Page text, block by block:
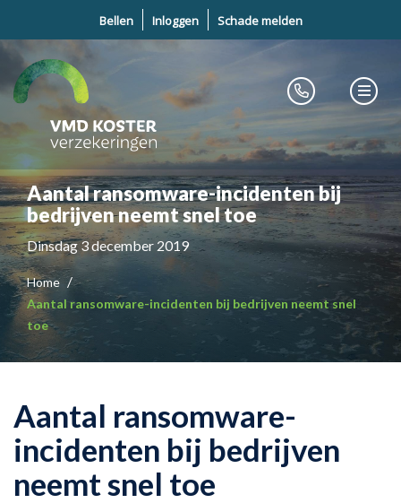
Bellen Inloggen Schade melden
Aantal ransomware-incidenten bij
bedrijven neemt snel toe
Dinsdag 3 december 2019
Home
Aantal ransomware-incidenten bij bedrijven neemt snel
toe
Aantal ransomware-
incidenten bij bedrijven
neemt snel toe